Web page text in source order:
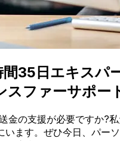
35日エキスパ
スファーサポー
金の支援が必要ですか?
います。ぜひ今日、パー